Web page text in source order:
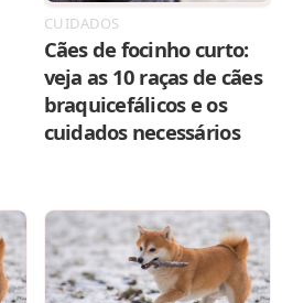
CUIDADOS
Cães de focinho curto:
veja as 10 raças de cães
braquicefálicos e os
cuidados necessários